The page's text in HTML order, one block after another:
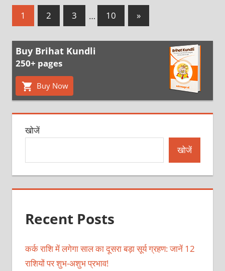
Posts
1 2 3 … 10
Next
Posts
»
Buy Brihat Kundli
250+ pages
Buy Now
खोजें
खोजें
Recent Posts
कर्क राशि में लगेगा साल का दूसरा बड़ा सूर्य ग्रहण: जानें 12
राशियों पर शुभ-अशुभ प्रभाव!